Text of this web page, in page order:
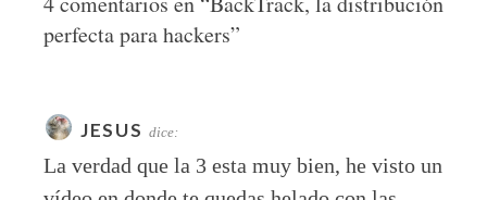
perfecta para hackers”
JESUS dice:
La verdad que la 3 esta muy bien, he visto un